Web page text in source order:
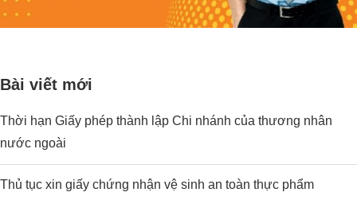
Bài viết mới
Thời hạn Giấy phép thành lập Chi nhánh của thương nhân
nước ngoài
Thủ tục xin giấy chứng nhận vệ sinh an toàn thực phẩm